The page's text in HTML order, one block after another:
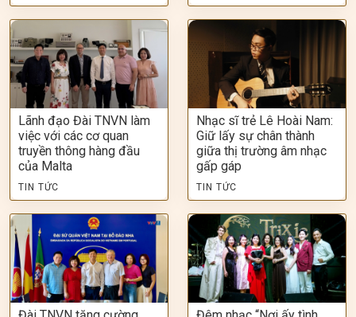
Lãnh đạo Đài TNVN làm
việc với các cơ quan
truyền thông hàng đầu
của Malta
TIN TỨC
Nhạc sĩ trẻ Lê Hoài Nam:
Giữ lấy sự chân thành
giữa thị trường âm nhạc
gấp gáp
TIN TỨC